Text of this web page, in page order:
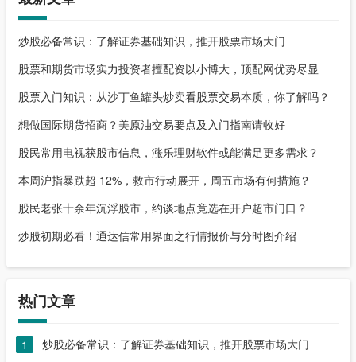
炒股必备常识：了解证券基础知识，推开股票市场大门
股票和期货市场实力投资者擅配资以小博大，顶配网优势尽显
股票入门知识：从沙丁鱼罐头炒卖看股票交易本质，你了解吗？
想做国际期货招商？美原油交易要点及入门指南请收好
股民常用电视获股市信息，涨乐理财软件或能满足更多需求？
本周沪指暴跌超 12%，救市行动展开，周五市场有何措施？
股民老张十余年沉浮股市，约谈地点竟选在开户超市门口？
炒股初期必看！通达信常用界面之行情报价与分时图介绍
热门文章
1
炒股必备常识：了解证券基础知识，推开股票市场大门